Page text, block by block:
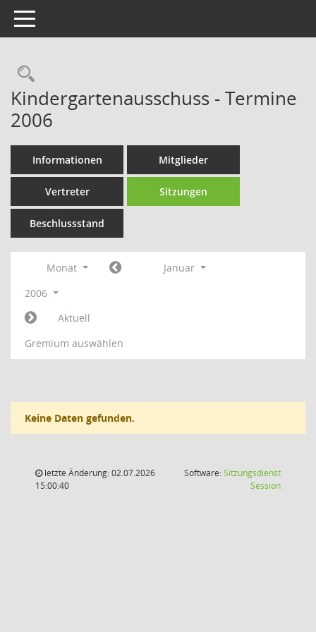
Toggle navigation
Rechercheauswahl
Kindergartenausschuss - Termine
2006
Informationen Mitglieder
Vertreter Sitzungen
Beschlussstand
Monat
Januar
2006
Aktuell
Gremium auswählen
Keine Daten gefunden.
letzte Änderung: 02.07.2026
15:00:40
Software:Sitzungsdienst
Session(Wird in